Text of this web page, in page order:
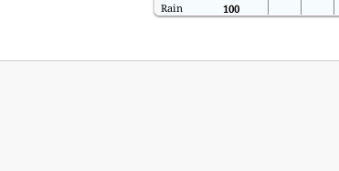
Rain
100